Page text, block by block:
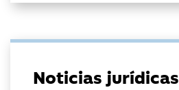
Noticias jurídicas